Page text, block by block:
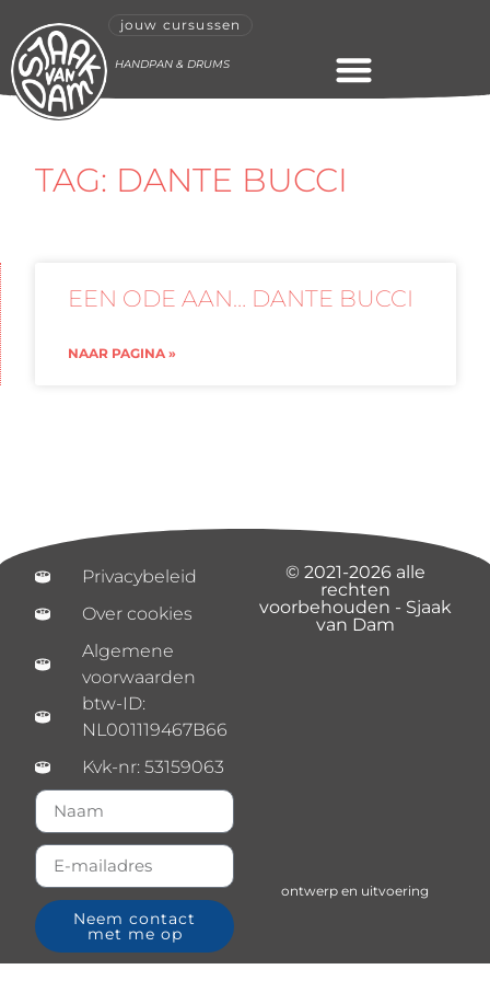
jouw cursussen
HANDPAN & DRUMS
TAG: DANTE BUCCI
EEN ODE AAN… DANTE BUCCI
NAAR PAGINA »
Privacybeleid
Over cookies
Algemene
voorwaarden
btw-ID:
NL001119467B66
Kvk-nr: 53159063
Neem contact
met me op
© 2021-2026 alle
rechten
voorbehouden - Sjaak
van Dam
ontwerp en uitvoering